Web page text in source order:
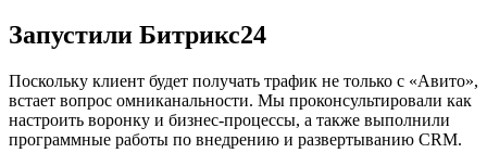
Запустили Битрикс24
Поскольку клиент будет получать трафик не только с «Авито»,
встает вопрос омниканальности. Мы проконсультировали как
настроить воронку и бизнес-процессы, а также выполнили
программные работы по внедрению и развертыванию CRM.